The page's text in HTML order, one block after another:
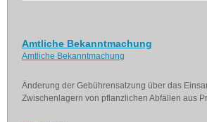
Amtliche Bekanntmachung
Amtliche Bekanntmachung
Änderung der Gebührensatzung über das
Zwischenlagern von pflanzlichen Abfällen aus